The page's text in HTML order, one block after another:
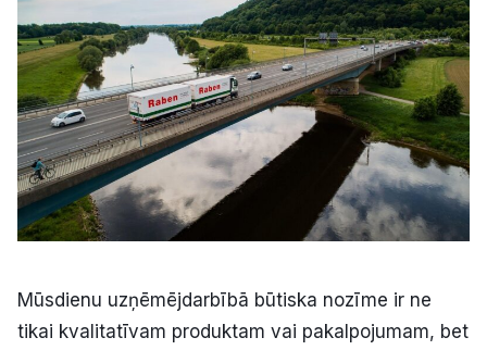
Bizness
Video
Vieta
Pasākumi
Mūsdienu uzņēmējdarbībā būtiska nozīme ir ne
tikai kvalitatīvam produktam vai pakalpojumam, bet